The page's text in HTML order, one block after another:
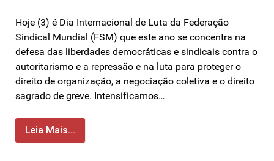
Hoje (3) é Dia Internacional de Luta da Federação
Sindical Mundial (FSM) que este ano se concentra na
defesa das liberdades democráticas e sindicais contra o
autoritarismo e a repressão e na luta para proteger o
direito de organização, a negociação coletiva e o direito
sagrado de greve. Intensificamos…
Leia Mais...